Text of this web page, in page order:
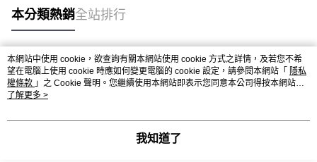
本分類熱銷全站排行
熱門標籤
本網站中使用 cookie，欲查詢有關本網站使用 cookie 方式之詳情，及若您不希
望在電腦上使用 cookie 時應如何變更電腦的 cookie 設定，請參閱本網站「 隱私
權條款 」之 Cookie 聲明。您繼續使用本網站即表示您同意本公司得按本網站使
用條款之 Cookie 聲明使用 cookie。
了解更多 >
我知道了